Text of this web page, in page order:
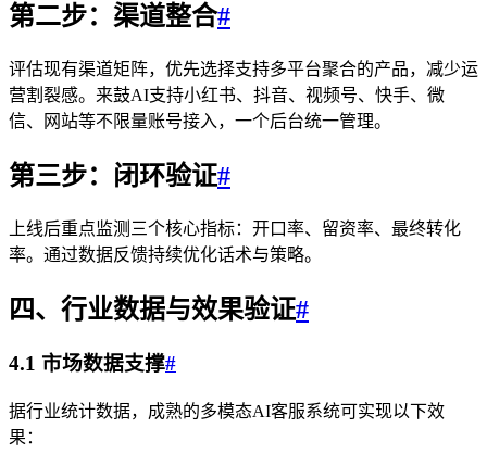
第二步：渠道整合#
评估现有渠道矩阵，优先选择支持多平台聚合的产品，减少运
营割裂感。来鼓AI支持小红书、抖音、视频号、快手、微
信、网站等不限量账号接入，一个后台统一管理。
第三步：闭环验证#
上线后重点监测三个核心指标：开口率、留资率、最终转化
率。通过数据反馈持续优化话术与策略。
四、行业数据与效果验证#
4.1 市场数据支撑#
据行业统计数据，成熟的多模态AI客服系统可实现以下效
果：